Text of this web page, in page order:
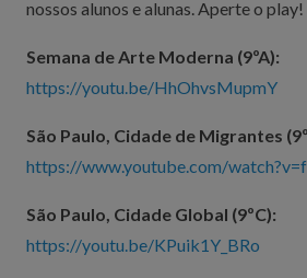
nossos alunos e alunas. Aperte o play!
Semana de Arte Moderna (9ºA):
https://youtu.be/HhOhvsMupmY
São Paulo, Cidade de Migrantes
https://www.youtube.com/
São Paulo, Cidade Global (9ºC):
https://youtu.be/KPuik1Y_BRo